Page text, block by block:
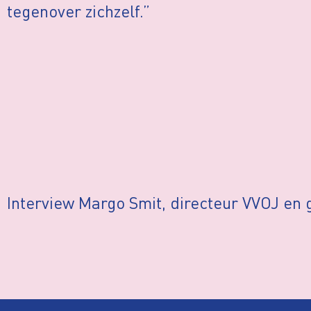
tegenover zichzelf.”
Interview Margo Smit, directeur VVOJ